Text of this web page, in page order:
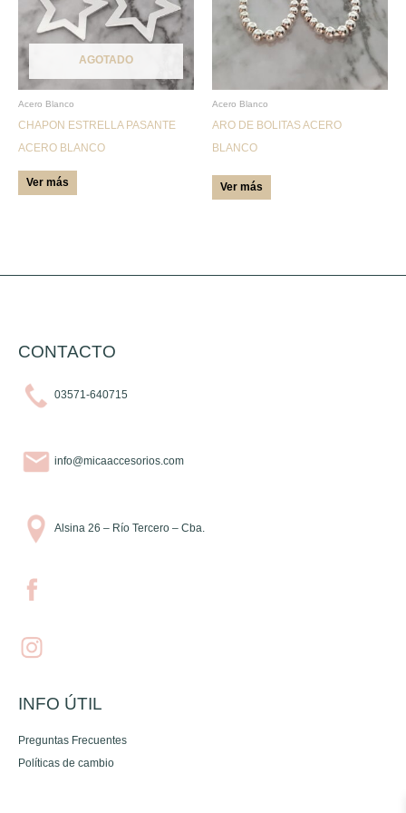
AGOTADO
Acero Blanco
CHAPON ESTRELLA PASANTE
ACERO BLANCO
Ver más
Acero Blanco
ARO DE BOLITAS ACERO
BLANCO
Ver más
variantes.
Las
elegir
la
CONTACTO
03571-640715
info@micaaccesorios.com
Alsina 26 – Río Tercero – Cba.
INFO ÚTIL
Preguntas Frecuentes
Políticas de cambio